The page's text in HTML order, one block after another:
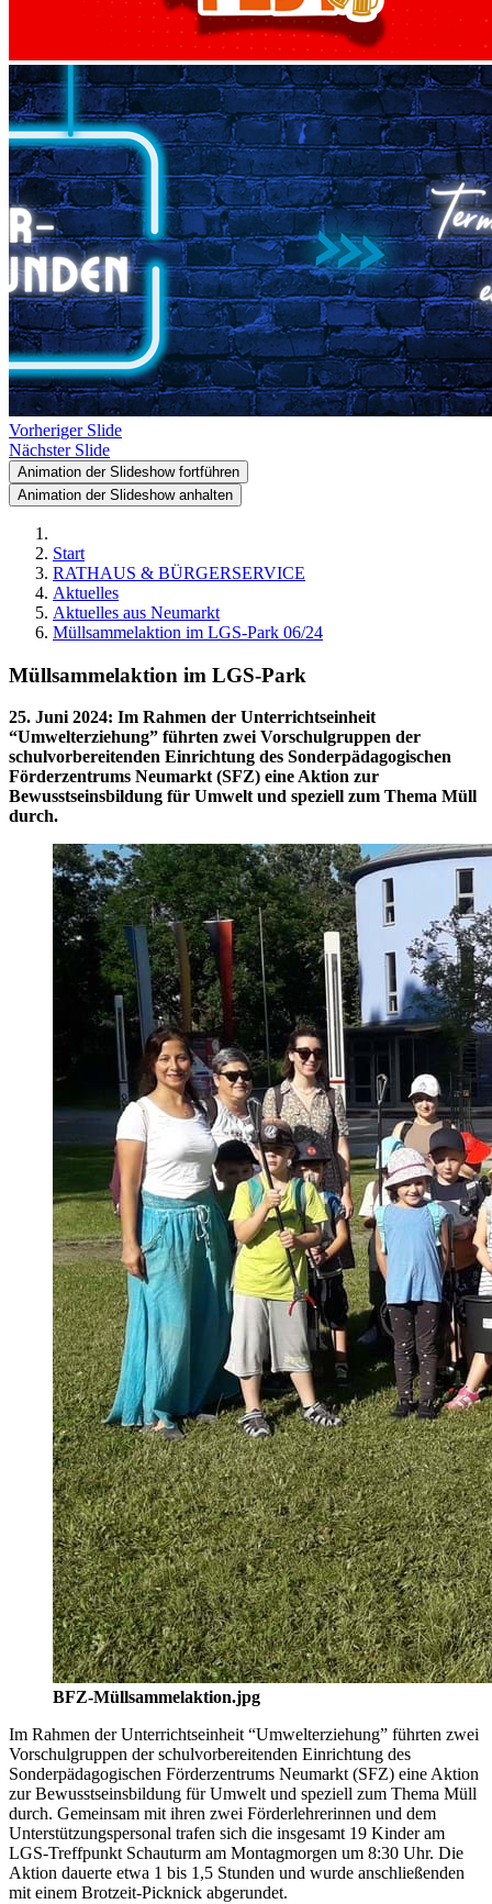
Vorheriger Slide
Nächster Slide
Animation der Slideshow fortführen
Animation der Slideshow anhalten
Start
RATHAUS & BÜRGERSERVICE
Aktuelles
Aktuelles aus Neumarkt
Müllsammelaktion im LGS-Park 06/24
Müllsammelaktion im LGS-Park
25. Juni 2024: Im Rahmen der Unterrichtseinheit
“Umwelterziehung” führten zwei Vorschulgruppen der
schulvorbereitenden Einrichtung des Sonderpädagogischen
Förderzentrums Neumarkt (SFZ) eine Aktion zur
Bewusstseinsbildung für Umwelt und speziell zum Thema Müll
durch.
BFZ-Müllsammelaktion.jpg
Im Rahmen der Unterrichtseinheit “Umwelterziehung” führten zwei
Vorschulgruppen der schulvorbereitenden Einrichtung des
Sonderpädagogischen Förderzentrums Neumarkt (SFZ) eine Aktion
zur Bewusstseinsbildung für Umwelt und speziell zum Thema Müll
durch. Gemeinsam mit ihren zwei Förderlehrerinnen und dem
Unterstützungspersonal trafen sich die insgesamt 19 Kinder am
LGS-Treffpunkt Schauturm am Montagmorgen um 8:30 Uhr. Die
Aktion dauerte etwa 1 bis 1,5 Stunden und wurde anschließenden
mit einem Brotzeit-Picknick abgerundet.